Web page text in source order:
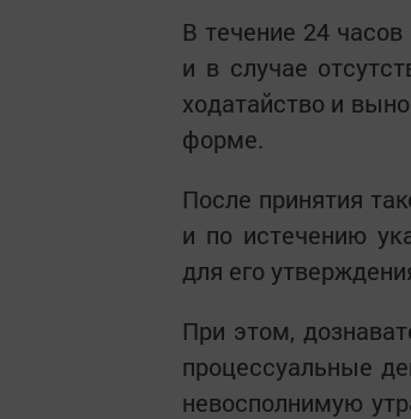
В течение 24
и в случае
ходатайство и
форме.
После принятия
и по истечению
для его
При этом,
процессуальные
невосполнимую